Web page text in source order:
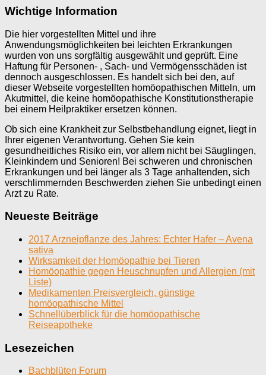
Wichtige Information
Die hier vorgestellten Mittel und ihre
Anwendungsmöglichkeiten bei leichten Erkrankungen
wurden von uns sorgfältig ausgewählt und geprüft. Eine
Haftung für Personen- , Sach- und Vermögensschäden ist
dennoch ausgeschlossen. Es handelt sich bei den, auf
dieser Webseite vorgestellten homöopathischen Mitteln, um
Akutmittel, die keine homöopathische Konstitutionstherapie
bei einem Heilpraktiker ersetzen können.
Ob sich eine Krankheit zur Selbstbehandlung eignet, liegt in
Ihrer eigenen Verantwortung. Gehen Sie kein
gesundheitliches Risiko ein, vor allem nicht bei Säuglingen,
Kleinkindern und Senioren! Bei schweren und chronischen
Erkrankungen und bei länger als 3 Tage anhaltenden, sich
verschlimmernden Beschwerden ziehen Sie unbedingt einen
Arzt zu Rate.
Neueste Beiträge
2017 Arzneipflanze des Jahres: Echter Hafer – Avena
sativa
Wirksamkeit der Homöopathie bei Tieren
Homöopathie gegen Heuschnupfen und Allergien (mit
Liste)
Medikamenten Preisvergleich, günstige
homöopathische Mittel
Schnellüberblick für die homöopathische
Reiseapotheke
Lesezeichen
Bachblüten Forum